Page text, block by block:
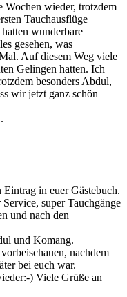
Wochen wieder, trotzdem
Tauchausflüge
wunderbare
gesehen, was
Auf diesem Weg viele
Gelingen hatten. Ich
besonders Abdul,
wir jetzt ganz schön
in euer Gästebuch.
super Tauchgänge
und nach den
und Komang.
nachdem
bei euch war.
) Viele Grüße an